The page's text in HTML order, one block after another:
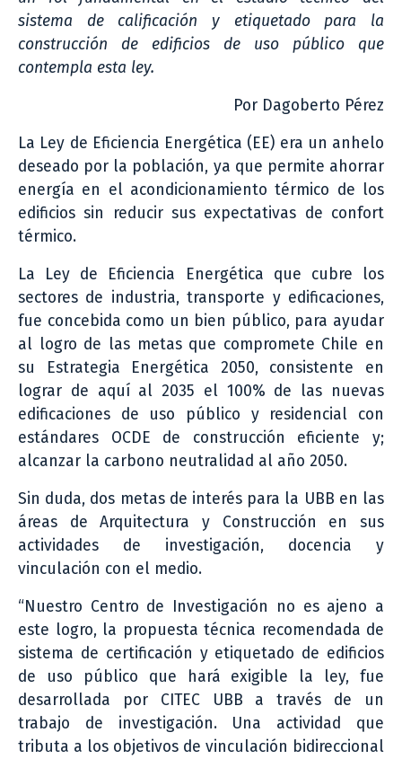
sistema de calificación y etiquetado para la
construcción de edificios de uso público que
contempla esta ley.
Por Dagoberto Pérez
La Ley de Eficiencia Energética (EE) era un anhelo
deseado por la población, ya que permite ahorrar
energía en el acondicionamiento térmico de los
edificios sin reducir sus expectativas de confort
térmico.
La Ley de Eficiencia Energética que cubre los
sectores de industria, transporte y edificaciones,
fue concebida como un bien público, para ayudar
al logro de las metas que compromete Chile en
su Estrategia Energética 2050, consistente en
lograr de aquí al 2035 el 100% de las nuevas
edificaciones de uso público y residencial con
estándares OCDE de construcción eficiente y;
alcanzar la carbono neutralidad al año 2050.
Sin duda, dos metas de interés para la UBB en las
áreas de Arquitectura y Construcción en sus
actividades de investigación, docencia y
vinculación con el medio.
“Nuestro Centro de Investigación no es ajeno a
este logro, la propuesta técnica recomendada de
sistema de certificación y etiquetado de edificios
de uso público que hará exigible la ley, fue
desarrollada por CITEC UBB a través de un
trabajo de investigación. Una actividad que
tributa a los objetivos de vinculación bidireccional